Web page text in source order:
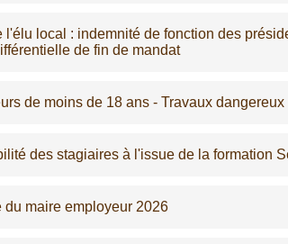
l'élu local : indemnité de fonction des
de fin de mandat
de moins de 18 ans - Travaux dangereux
des stagiaires à l'issue de la formation
du maire employeur 2026